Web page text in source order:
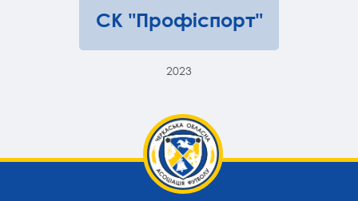
СК "Профіспорт"
2023